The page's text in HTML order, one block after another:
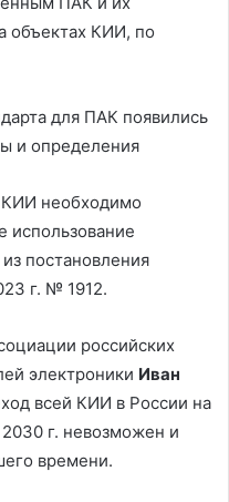
объектах КИИ, по
для ПАК появились
и определения
КИИ необходимо
использование
постановления
г. № 1912.
российских
электроники Иван
всей КИИ в России на
г. невозможен и
времени.